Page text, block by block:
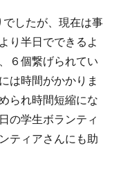
したが、現在は事
り半日でできるよ
６個繋げられてい
は時間がかかりま
られ時間短縮にな
の学生ボランティ
ティアさんにも助